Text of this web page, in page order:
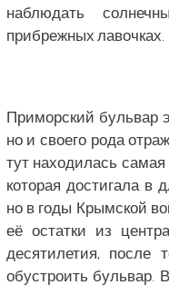
наблюдать
прибрежных лавочках.
Приморский бульвар
но и своего рода
тут находилась
которая достигала в
но в годы Крымской
её остатки из
десятилетия,
обустроить бульвар.